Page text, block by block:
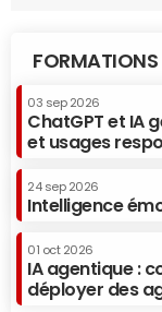
FORMATIONS
03 sep 2026
ChatGPT et IA
et usages
24 sep 2026
Intelligence
01 oct 2026
IA agentique :
déployer des